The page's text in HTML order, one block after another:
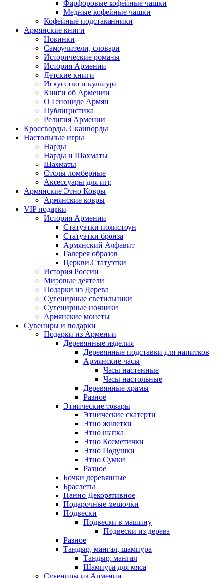
Фарфоровые кофейные чашки
Медные кофейные чашки
Кофейные подстаканники
Армянские книги
Новинки
Самоучители, словари
Исторические романы
История Армении
Детские книги
Иcкусство и культура
Книги об Армении
О Геноциде Армян
Публицистика
Религия Армении
Кроссворды. Сканворды
Настольные игры
Нарды
Нарды и Шахматы
Шахматы
Столы ломберные
Аксессуары для игр
Армянские Этно Ковры
Армянские ковры
VIP подарки
История Армении
Статуэтки полистоун
Статуэтки бронза
Армянский Алфавит
Галерея образов
Церкви.Статуэтки
История России
Мировые деятели
Подарки из Дерева
Сувенирные светильники
Сувенирные ночники
Армянские монеты
Сувениры и подарки
Подарки из Армении
Деревянные изделия
Деревянные подставки для напитков
Армянские часы
Часы настенные
Часы настольные
Деревянные храмы
Разное
Этнические товары
Этнические скатерти
Этно жилетки
Этно шапка
Этно Косметички
Этно Подушки
Этно Сумки
Разное
Бочки деревянные
Браслеты
Панно Декоративное
Подарочные мешочки
Подвески
Подвески в машину
Подвески из дерева
Разное
Тандыр, мангал, шампура
Тандыр, мангал
Шампура для мяса
Сувениры из Армении